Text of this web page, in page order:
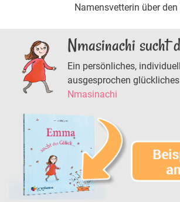
Namensvetterin über
Nmasinachi sucht
Ein persönliches,
ausgesprochen
Nmasinachi